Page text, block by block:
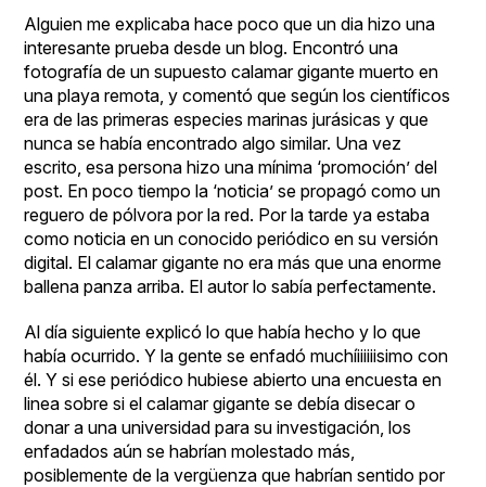
Alguien me explicaba hace poco que un dia hizo una
interesante prueba desde un blog. Encontró una
fotografía de un supuesto calamar gigante muerto en
una playa remota, y comentó que según los científicos
era de las primeras especies marinas jurásicas y que
nunca se había encontrado algo similar. Una vez
escrito, esa persona hizo una mínima ‘promoción’ del
post. En poco tiempo la ‘noticia’ se propagó como un
reguero de pólvora por la red. Por la tarde ya estaba
como noticia en un conocido periódico en su versión
digital. El calamar gigante no era más que una enorme
ballena panza arriba. El autor lo sabía perfectamente.
Al día siguiente explicó lo que había hecho y lo que
había ocurrido. Y la gente se enfadó muchíiiiiiisimo con
él. Y si ese periódico hubiese abierto una encuesta en
linea sobre si el calamar gigante se debía disecar o
donar a una universidad para su investigación, los
enfadados aún se habrían molestado más,
posiblemente de la vergüenza que habrían sentido por